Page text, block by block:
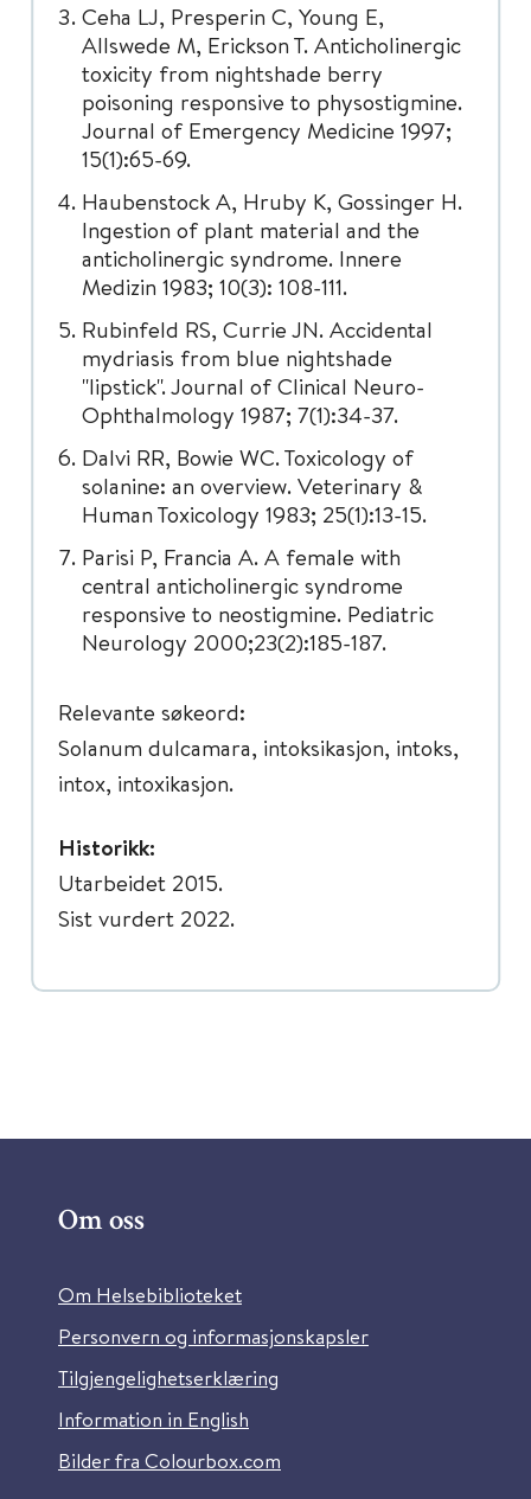
Ceha LJ, Presperin C, Young E,
Allswede M, Erickson T. Anticholinergic
toxicity from nightshade berry
poisoning responsive to physostigmine.
Journal of Emergency Medicine 1997;
15(1):65-69.
Haubenstock A, Hruby K, Gossinger H.
Ingestion of plant material and the
anticholinergic syndrome. Innere
Medizin 1983; 10(3): 108-111.
Rubinfeld RS, Currie JN. Accidental
mydriasis from blue nightshade
"lipstick". Journal of Clinical Neuro-
Ophthalmology 1987; 7(1):34-37.
Dalvi RR, Bowie WC. Toxicology of
solanine: an overview. Veterinary &
Human Toxicology 1983; 25(1):13-15.
Parisi P, Francia A. A female with
central anticholinergic syndrome
responsive to neostigmine. Pediatric
Neurology 2000;23(2):185-187.
Relevante søkeord:
Solanum dulcamara, intoksikasjon, intoks,
intox, intoxikasjon.
Historikk:
Utarbeidet 2015.
Sist vurdert 2022.
Om oss
Om Helsebiblioteket
Personvern og informasjonskapsler
Tilgjengelighetserklæring
Information in English
Bilder fra Colourbox.com